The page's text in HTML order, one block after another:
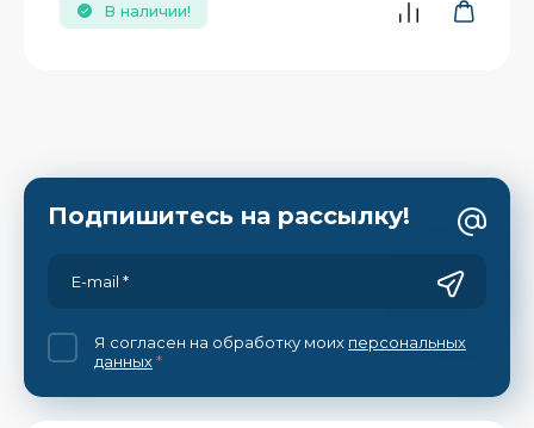
В наличии!
Подпишитесь на рассылку!
Я согласен на обработку моих персональных
данных*